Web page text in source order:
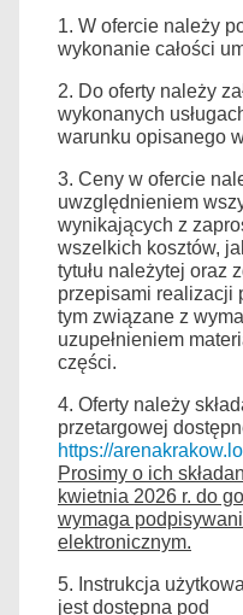
1. W ofercie należy
wykonanie całości
2. Do oferty należy
wykonanych
warunku opisanego
3. Ceny w ofercie
uwzględnieniem
wynikających z
wszelkich kosztów,
tytułu należytej oraz
przepisami realizacji
tym związane z
uzupełnieniem
części.
4. Oferty należy
przetargowej
https://
Prosimy o ich
kwietnia 2026 r. do
wymaga
elektronicznym.
5. Instrukcja
jest dostępna pod